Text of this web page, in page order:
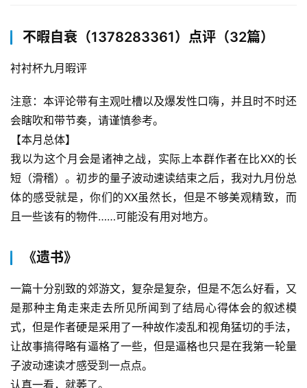
不暇自衰（1378283361）点评（32篇）
衬衬杯九月暇评
注意：本评论带有主观吐槽以及爆发性口嗨，并且时不时还
会瞎吹和带节奏，请谨慎参考。
【本月总体】
我以为这个月会是诸神之战，实际上本群作者在比XX的长
短（滑稽）。初步的量子波动速读结束之后，我对九月份总
体的感受就是，你们的XX虽然长，但是不够美观精致，而
且一些该有的物件……可能没有用对地方。
《遗书》
一篇十分别致的郊游文，复杂是复杂，但是不怎么好看，又
是那种主角走来走去所见所闻到了结局心得体会的叙述模
式，但是作者硬是采用了一种故作凌乱和视角猛切的手法，
让故事搞得略有逼格了一些，但是逼格也只是在我第一轮量
子波动速读才感受到一点点。
认真一看，就萎了。